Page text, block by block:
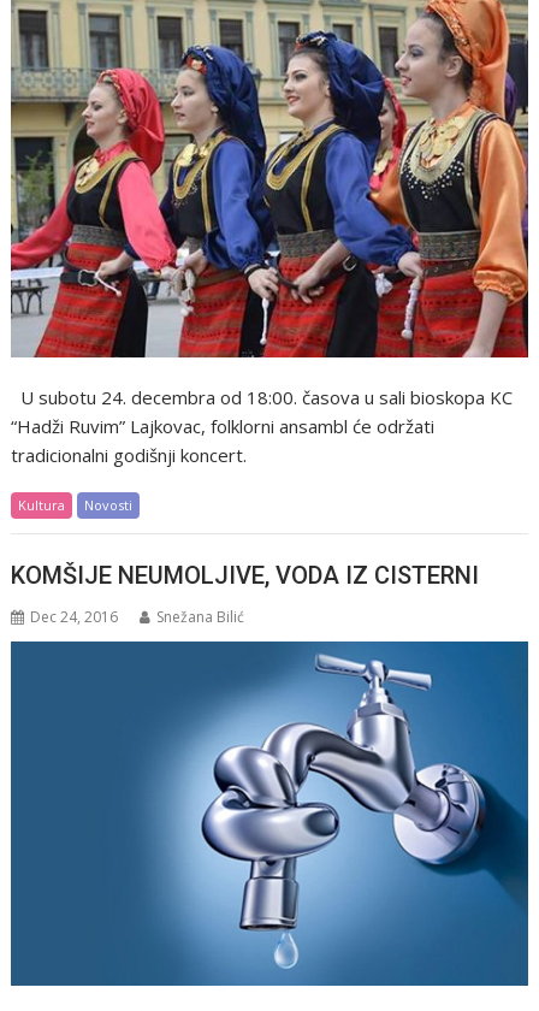
U subotu 24. decembra od 18:00. časova u sali bioskopa KC
“Hadži Ruvim” Lajkovac, folklorni ansambl će održati
tradicionalni godišnji koncert.
Kultura Novosti
KOMŠIJE NEUMOLJIVE, VODA IZ CISTERNI
Dec 24, 2016 Snežana Bilić